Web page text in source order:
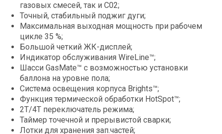
газовых смесей, так и C02;
Точный, стабильный поджиг дуги;
Максимальная выходная мощность при рабочем
цикле 35 %;
Большой четкий ЖК-дисплей;
Индикатор обслуживания WireLine™;
Шасси GasMate™ с возможностью установки
баллона на уровне пола;
Система освещения корпуса Brights™;
Функция термической обработки HotSpot™;
2Т/4Т переключатель режима;
Таймер точечной и прерывистой сварки;
Лотки для хранения зап.частей;